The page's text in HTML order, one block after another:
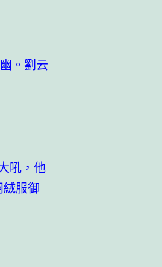
。劉云
吼，他
服御